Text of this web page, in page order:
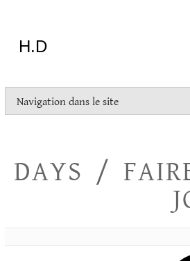
H.D
tout
essayer
Navigation dans le site
DAYS /